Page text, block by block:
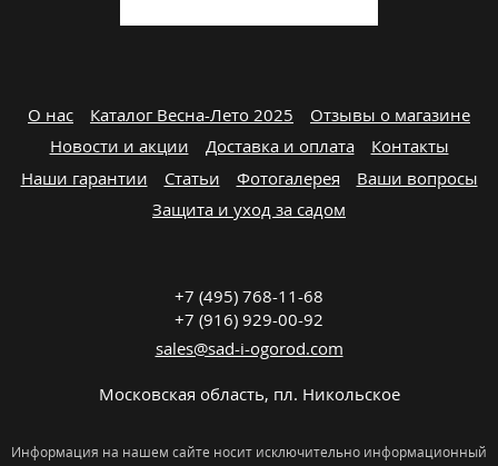
О нас Каталог Весна-Лето 2025
Отзывы о магазине
Новости и акции
Доставка и оплата
Контакты
Наши гарантии
Статьи Фотогалерея
Ваши вопросы
Защита и уход за садом
+7 (495) 768-11-68
+7 (916) 929-00-92
sales@sad-i-ogorod.com
Московская область, пл. Никольcкое
Информация на нашем сайте носит исключительно информационный